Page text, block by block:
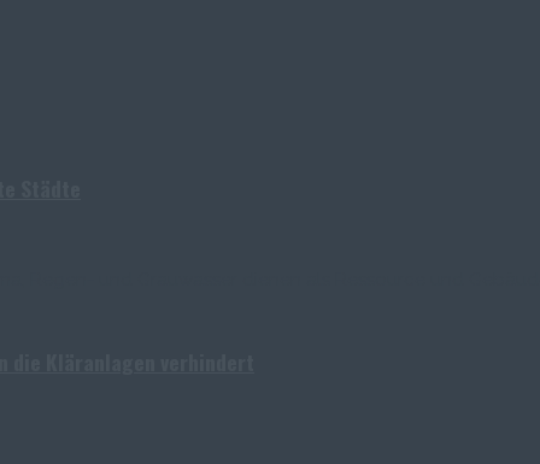
Kläranlagen verhindert
Regen- und Grauwasser dienen als Ressource und